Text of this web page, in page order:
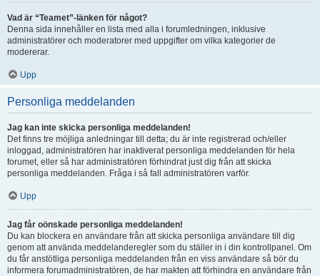
Vad är “Teamet”-länken för något?
Denna sida innehåller en lista med alla i forumledningen, inklusive
administratörer och moderatorer med uppgifter om vilka kategorier de
modererar.
Upp
Personliga meddelanden
Jag kan inte skicka personliga meddelanden!
Det finns tre möjliga anledningar till detta; du är inte registrerad och/eller
inloggad, administratören har inaktiverat personliga meddelanden för hela
forumet, eller så har administratören förhindrat just dig från att skicka
personliga meddelanden. Fråga i så fall administratören varför.
Upp
Jag får oönskade personliga meddelanden!
Du kan blockera en användare från att skicka personliga användare till dig
genom att använda meddelanderegler som du ställer in i din kontrollpanel. Om
du får anstötliga personliga meddelanden från en viss användare så bör du
informera forumadministratören, de har makten att förhindra en användare från